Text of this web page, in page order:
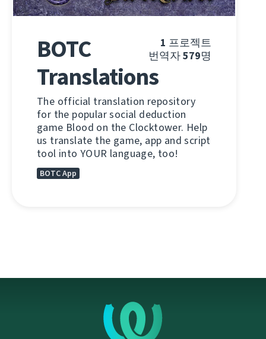
1 프로젝트
번역자579명
BOTC
Translations
The official translation repository
for the popular social deduction
game Blood on the Clocktower. Help
us translate the game, app and script
tool into YOUR language, too!
BOTC App